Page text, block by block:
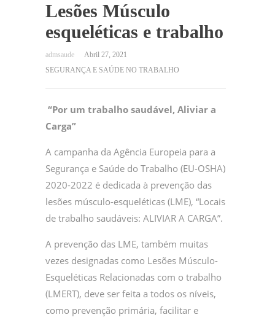
Lesões Músculo
esqueléticas e trabalho
Abril 27, 2021
SEGURANÇA E SAÚDE NO TRABALHO
“Por um trabalho saudável, Aliviar a
Carga”
A campanha da Agência Europeia para a
Segurança e Saúde do Trabalho (EU-OSHA)
2020-2022 é dedicada à prevenção das
lesões músculo-esqueléticas (LME), “Locais
de trabalho saudáveis: ALIVIAR A CARGA”.
A prevenção das LME, também muitas
vezes designadas como Lesões Músculo-
Esqueléticas Relacionadas com o trabalho
(LMERT), deve ser feita a todos os níveis,
como prevenção primária, facilitar e